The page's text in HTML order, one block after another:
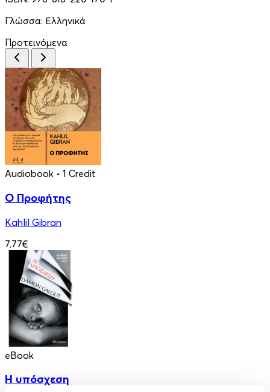
Γλώσσα: Ελληνικά
Προτεινόμενα
Audiobook • 1 Credit
Ο Προφήτης
Kahlil Gibran
7.77€
eBook
Η υπόσχεση